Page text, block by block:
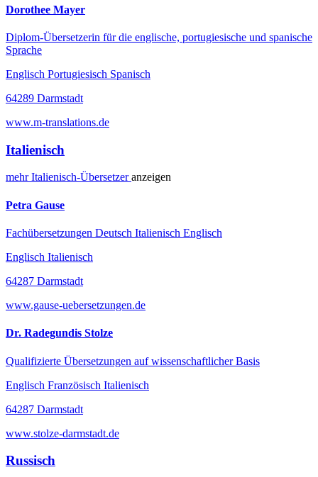
Dorothee Mayer
Diplom-Übersetzerin für die englische, portugiesische und spanische
Sprache
Englisch Portugiesisch Spanisch
64289 Darmstadt
www.m-translations.de
Italienisch
mehrItalienisch-Übersetzeranzeigen
Petra Gause
Fachübersetzungen Deutsch Italienisch Englisch
Englisch Italienisch
64287 Darmstadt
www.gause-uebersetzungen.de
Dr. Radegundis Stolze
Qualifizierte Übersetzungen auf wissenschaftlicher Basis
Englisch Französisch Italienisch
64287 Darmstadt
www.stolze-darmstadt.de
Russisch